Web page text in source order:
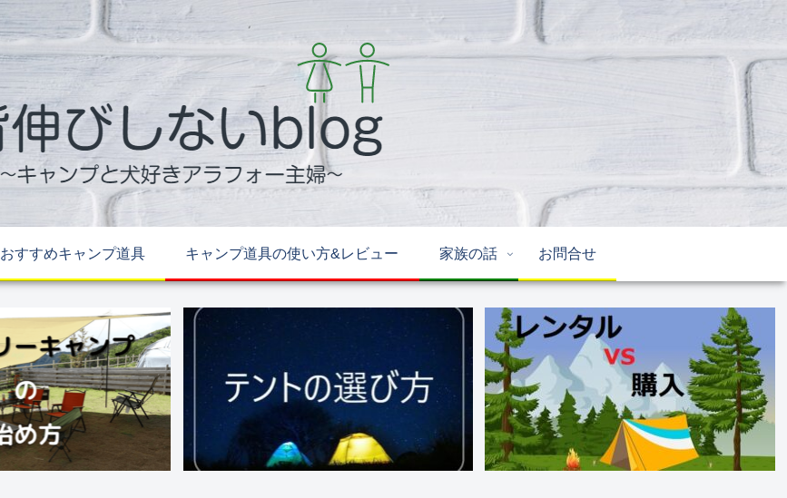
おすすめキャンプ道具 キャンプ道具の使い方&レビュー 家族の話 お問合せ